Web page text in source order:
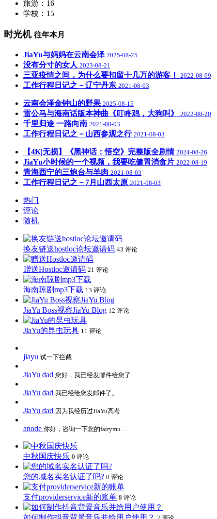
旅游：16
学校：15
时光机 往年本月
JiaYu与妈妈在云南会泽 2025-08-25
没有分寸的女人 2023-08-21
三亚疫情之间，为什么要扣留十几万的游客！ 2022-08-09
工作行程日记之－辽宁丹东 2021-08-03
云南会泽金钟山的野果 2025-08-15
雷公马与海南话版本神曲《叮咚鸡，大狗叫》 2022-08-20
千里归途 一路向南 2021-08-03
工作行程日记之－山西参观之行 2021-08-03
【4K|无损】《黑神话：悟空》完整版全剧情 2024-08-26
JiaYu小时候的一个视频，我要吃健胃消食片 2022-08-19
青海西宁的三炮台与羊肉 2021-08-03
工作行程日记之－7月山西太原 2021-08-03
热门
评论
随机
换友链送hostloc论坛邀请码 43 评论
赠送Hostloc邀请码 21 评论
海南琼剧mp3下载 13 评论
JiaYu Boss视察JiaYu Blog 12 评论
JiaYu的昆虫玩具 11 评论
jiayu 试一下拦截
JiaYu dad 您好，我已经发邮件给您了
JiaYu dad 我已经给您发邮件了。
JiaYu dad 因为我经历过JiaYu高考
anode 你好，咨询一下您的fairymu…
中秋国庆快乐 0 评论
您的域名实名认证了吗? 0 评论
支付providerservice新的账单 8 评论
如何制作抖音背景音乐并给用户使用？